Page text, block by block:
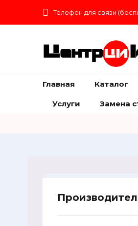
Телефон для связи
Центр
Главная Каталог
Услуги Замена